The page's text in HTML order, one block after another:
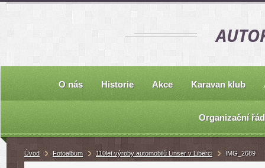
O nás Historie Akce Karavan klub
Organizační řád
Úvod Fotoalbum 110let výroby automobilů Linser v Liberci IMG_2689